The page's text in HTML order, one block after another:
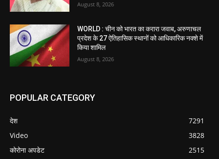
August 8, 2026
WORLD : चीन को भारत का करारा जवाब, अरुणाचल
प्रदेश के 27 ऐतिहासिक स्थानों को आधिकारिक नक्शे में
किया शामिल
August 8, 2026
POPULAR CATEGORY
देश
7291
Video
3828
कोरोना अपडेट
2515